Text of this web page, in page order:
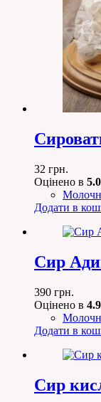
32 грн.
Оцінено в
Додати в
Сир
390 грн.
Оцінено в
Додати в
Сир